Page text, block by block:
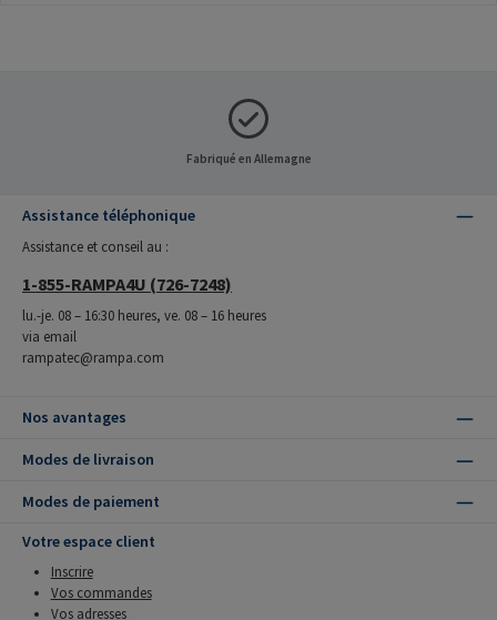
Fabriqué en Allemagne
Assistance téléphonique
Assistance et conseil au :
1-855-RAMPA4U (726-7248)
lu.-je. 08 – 16:30 heures, ve. 08 – 16 heures
via email
rampatec@rampa.com
Nos avantages
Modes de livraison
Modes de paiement
Votre espace client
Inscrire
Vos commandes
Vos adresses